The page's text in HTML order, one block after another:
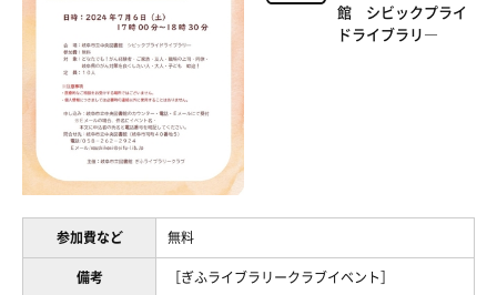
館 シビックプライ
ドライブラリ―
参加費など 無料
備考
［ぎふライブラリークラブイベント］